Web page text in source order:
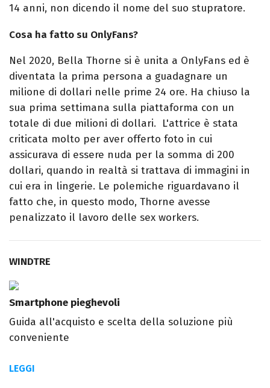
14 anni, non dicendo il nome del suo stupratore.
Cosa ha fatto su OnlyFans?
Nel 2020, Bella Thorne si è unita a OnlyFans ed è
diventata la prima persona a guadagnare un
milione di dollari nelle prime 24 ore. Ha chiuso la
sua prima settimana sulla piattaforma con un
totale di due milioni di dollari. L'attrice è stata
criticata molto per aver offerto foto in cui
assicurava di essere nuda per la somma di 200
dollari, quando in realtà si trattava di immagini in
cui era in lingerie. Le polemiche riguardavano il
fatto che, in questo modo, Thorne avesse
penalizzato il lavoro delle sex workers.
WINDTRE
Smartphone pieghevoli
Guida all'acquisto e scelta della soluzione più
conveniente
LEGGI